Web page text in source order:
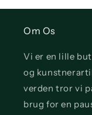
Om Os
Vi er en lille
og
verden tror vi
brug for en